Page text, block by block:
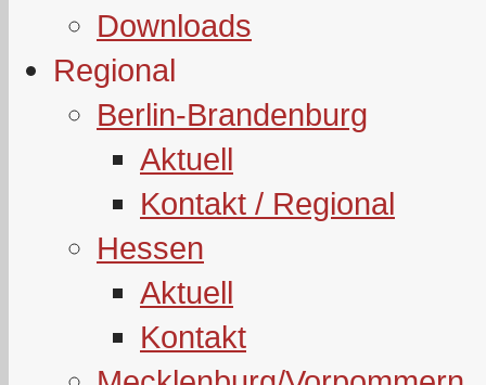
Downloads
Regional
Berlin-Brandenburg
Aktuell
Kontakt / Regional
Hessen
Aktuell
Kontakt